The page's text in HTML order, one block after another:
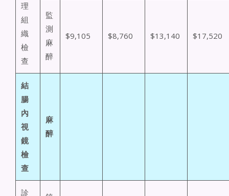
理
組
織
檢
查
監
測
麻
醉
$9,105 $8,760 $13,140 $17,520
結
腸
內
視
鏡
檢
查
麻
醉
診